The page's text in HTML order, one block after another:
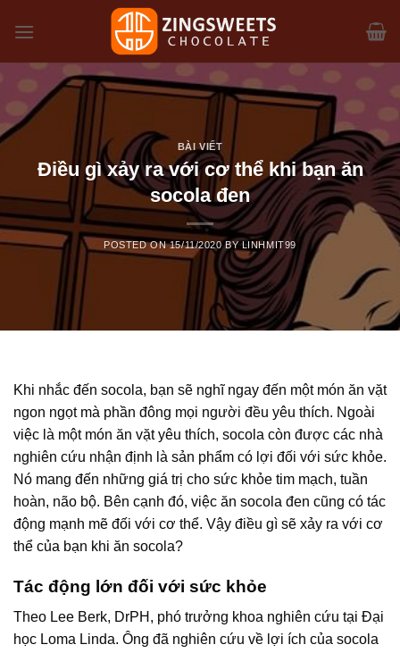
BÀI VIẾT
Điều gì xảy ra với cơ thể khi bạn ăn
socola đen
POSTED ON15/11/2020BYLINHMIT99
Khi nhắc đến socola, bạn sẽ nghĩ ngay đến một món ăn vặt
ngon ngọt mà phần đông mọi người đều yêu thích. Ngoài
việc là một món ăn vặt yêu thích, socola còn được các nhà
nghiên cứu nhận định là sản phẩm có lợi đối với sức khỏe.
Nó mang đến những giá trị cho sức khỏe tim mạch, tuần
hoàn, não bộ. Bên cạnh đó, việc ăn socola đen cũng có tác
động mạnh mẽ đối với cơ thể. Vậy điều gì sẽ xảy ra với cơ
thể của bạn khi ăn socola?
Tác động lớn đối với sức khỏe
Theo Lee Berk, DrPH, phó trưởng khoa nghiên cứu tại Đại
học Loma Linda. Ông đã nghiên cứu về lợi ích của socola